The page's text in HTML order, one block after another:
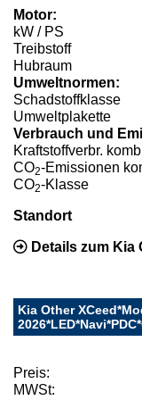
Motor:
kW / PS
Treibstoff
Hubraum
Umweltnormen:
Schadstoffklasse
Umweltplakette
Verbrauch und
Kraftstoffverbr.
CO2-Emissionen
CO2-Klasse
Standort
Details zum Kia
Kia Other
Preis:
MWSt: